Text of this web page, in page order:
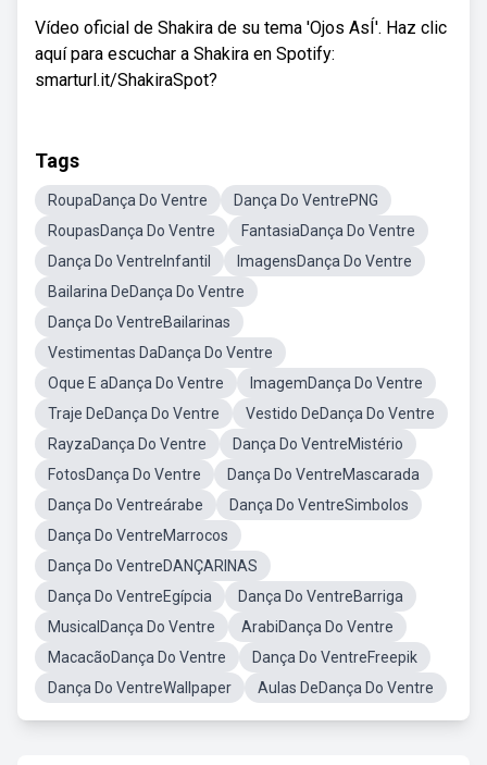
Vídeo oficial de Shakira de su tema 'Ojos AsÍ'. Haz clic
aquí para escuchar a Shakira en Spotify:
smarturl.it/ShakiraSpot?
Tags
RoupaDança Do Ventre
Dança Do VentrePNG
RoupasDança Do Ventre
FantasiaDança Do Ventre
Dança Do VentreInfantil
ImagensDança Do Ventre
Bailarina DeDança Do Ventre
Dança Do VentreBailarinas
Vestimentas DaDança Do Ventre
Oque E aDança Do Ventre
ImagemDança Do Ventre
Traje DeDança Do Ventre
Vestido DeDança Do Ventre
RayzaDança Do Ventre
Dança Do VentreMistério
FotosDança Do Ventre
Dança Do VentreMascarada
Dança Do Ventreárabe
Dança Do VentreSimbolos
Dança Do VentreMarrocos
Dança Do VentreDANÇARINAS
Dança Do VentreEgípcia
Dança Do VentreBarriga
MusicalDança Do Ventre
ArabiDança Do Ventre
MacacãoDança Do Ventre
Dança Do VentreFreepik
Dança Do VentreWallpaper
Aulas DeDança Do Ventre